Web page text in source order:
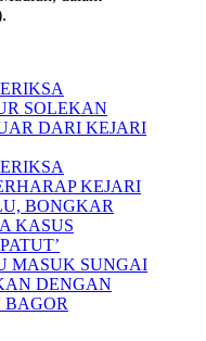
SOLEKAN
DARI KEJARI
KEJARI
BONGKAR
KASUS
MASUK SUNGAI
DENGAN
BAGOR